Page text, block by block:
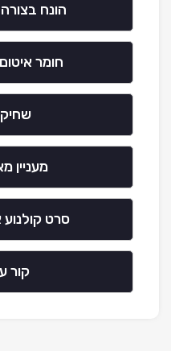
הונח
חומר
מעניין
סרט
קור